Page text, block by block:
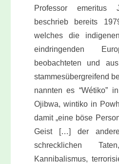
Professor
beschrieb bereits
welches die
eindringenden
beobachteten und
stammesübergreifend
nannten es “Wétiko”
Ojibwa, wintiko in
damit „eine böse
Geist […] der
schrecklichen
Kannibalismus,